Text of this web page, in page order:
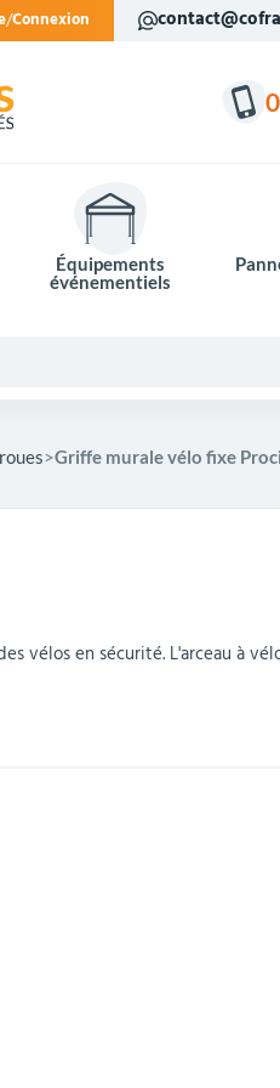
Connexion
Équipements
événementiels
Griffe murale vélo fixe
vélos en sécurité. L'arceau à